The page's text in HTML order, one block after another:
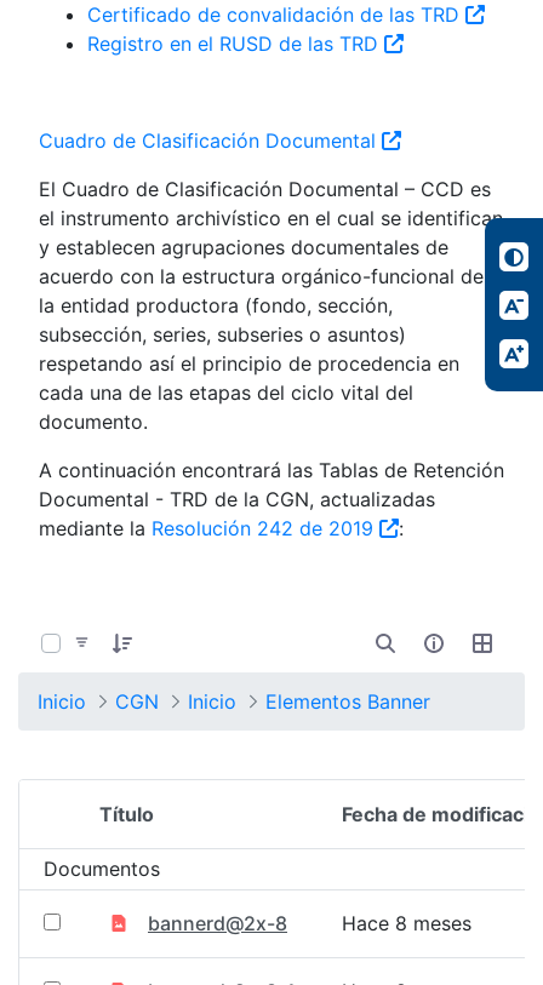
Certificado de convalidación de las TRD
Registro en el RUSD de las TRD
Cuadro de Clasificación Documental
El Cuadro de Clasificación Documental – CCD es
el instrumento archivístico en el cual se identifican
y establecen agrupaciones documentales de
acuerdo con la estructura orgánico-funcional de
la entidad productora (fondo, sección,
subsección, series, subseries o asuntos)
respetando así el principio de procedencia en
cada una de las etapas del ciclo vital del
documento.
A continuación encontrará las Tablas de Retención
Documental - TRD de la CGN, actualizadas
mediante la Resolución 242 de 2019 :
Inicio CGN Inicio Elementos Banner
Selección del elemento
Título Fecha de
Documentos
bannerd@2x-8 Hace 8 meses